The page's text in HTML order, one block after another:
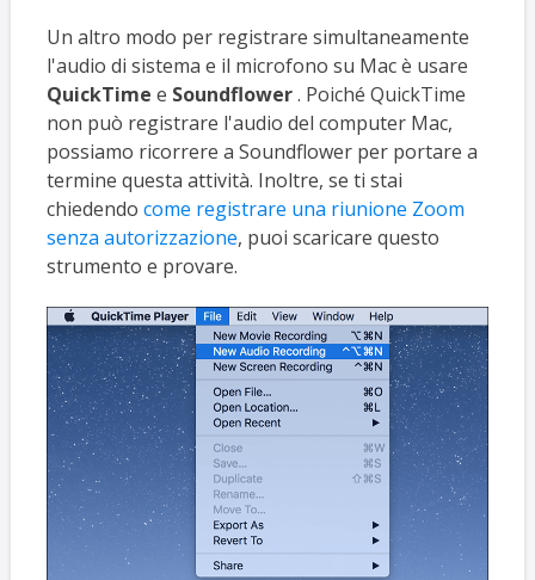
Un altro modo per registrare simultaneamente
l'audio di sistema e il microfono su Mac è usare
QuickTime e Soundflower. Poiché QuickTime
non può registrare l'audio del computer Mac,
possiamo ricorrere a Soundflower per portare a
termine questa attività. Inoltre, se ti stai
chiedendo come registrare una riunione Zoom
senza autorizzazione, puoi scaricare questo
strumento e provare.